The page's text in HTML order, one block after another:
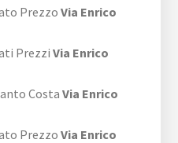
Prezzo Via Enrico
Prezzi Via Enrico
CostaVia Enrico
Prezzo Via Enrico